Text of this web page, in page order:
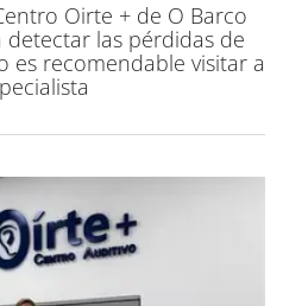
Oirte + de O Barco
detectar las pérdidas de
es recomendable visitar a